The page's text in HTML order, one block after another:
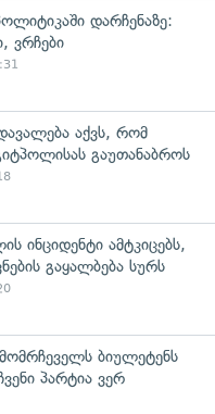
დარჩენაზე:
ვრჩები
აქვს, რომ
გაუთანაბროს
ინციდენტი ამტკიცებს,
გაყალბება სურს
ბიულეტენს
პარტია ვერ